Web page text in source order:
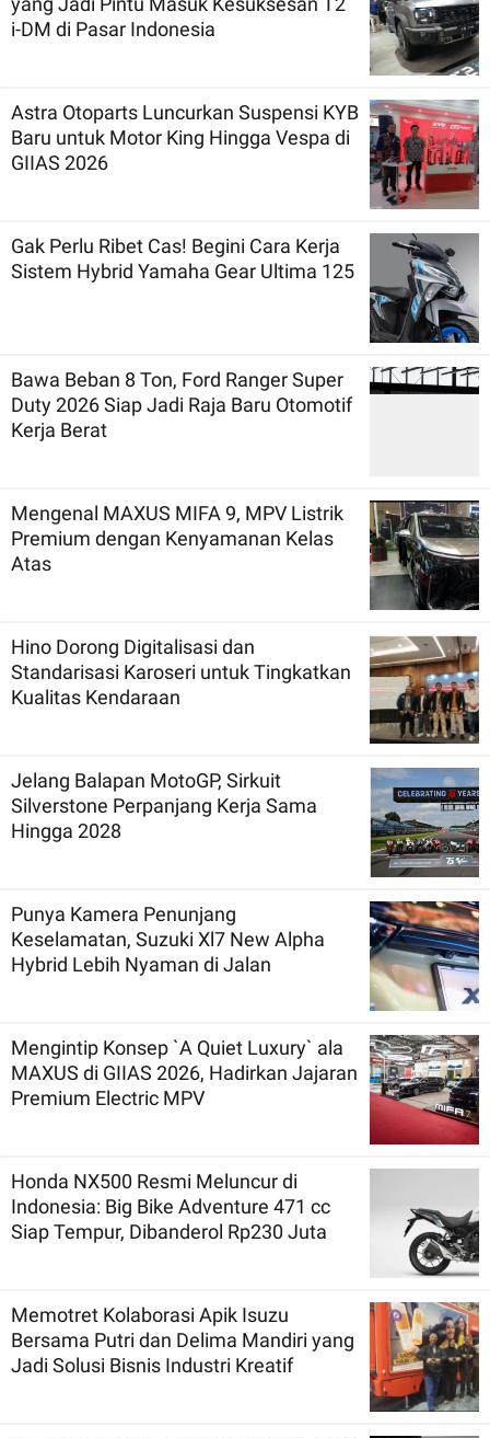
i-DM di Pasar Indonesia
Astra Otoparts Luncurkan Suspensi KYB
Baru untuk Motor King Hingga Vespa di
GIIAS 2026
Gak Perlu Ribet Cas! Begini Cara Kerja
Sistem Hybrid Yamaha Gear Ultima 125
Bawa Beban 8 Ton, Ford Ranger Super
Duty 2026 Siap Jadi Raja Baru Otomotif
Kerja Berat
Mengenal MAXUS MIFA 9, MPV Listrik
Premium dengan Kenyamanan Kelas
Atas
Hino Dorong Digitalisasi dan
Standarisasi Karoseri untuk Tingkatkan
Kualitas Kendaraan
Jelang Balapan MotoGP, Sirkuit
Silverstone Perpanjang Kerja Sama
Hingga 2028
Punya Kamera Penunjang
Keselamatan, Suzuki Xl7 New Alpha
Hybrid Lebih Nyaman di Jalan
Mengintip Konsep `A Quiet Luxury` ala
MAXUS di GIIAS 2026, Hadirkan Jajaran
Premium Electric MPV
Honda NX500 Resmi Meluncur di
Indonesia: Big Bike Adventure 471 cc
Siap Tempur, Dibanderol Rp230 Juta
Memotret Kolaborasi Apik Isuzu
Bersama Putri dan Delima Mandiri yang
Jadi Solusi Bisnis Industri Kreatif